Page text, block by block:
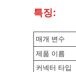
특징:
매개 변수
제품 이름
커넥터 타입